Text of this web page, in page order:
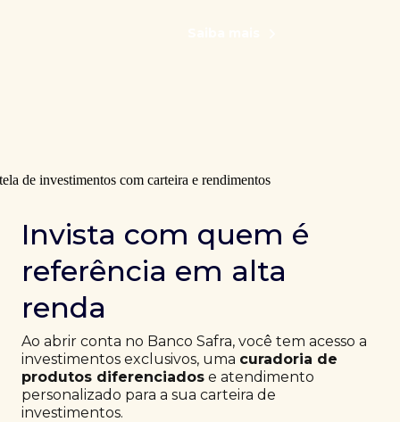
Invista com quem é
referência em alta
renda
Ao abrir conta no Banco Safra, você tem acesso a
investimentos exclusivos, uma curadoria de
produtos diferenciados e atendimento
personalizado para a sua carteira de
investimentos.